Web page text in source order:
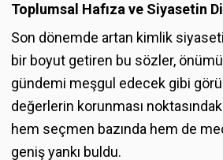
Toplumsal Hafıza ve Siyasetin
Son dönemde artan kimlik
bir boyut getiren bu sözler,
gündemi meşgul edecek gibi
değerlerin korunması
hem seçmen bazında hem de
geniş yankı buldu.